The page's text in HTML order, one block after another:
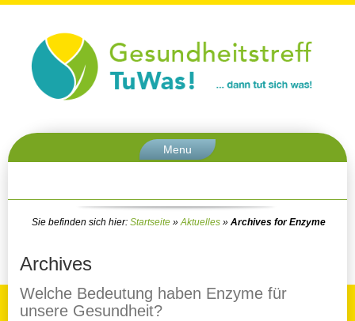
Menu
Sie befinden sich hier: Startseite » Aktuelles » Archives for Enzyme
Archives
Welche Bedeutung haben Enzyme für
unsere Gesundheit?